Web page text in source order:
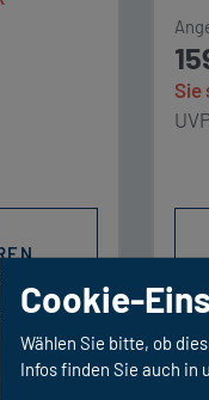
[…]
Sie
Cookie-
Wählen Sie bitte, ob
Infos finden Sie auch in